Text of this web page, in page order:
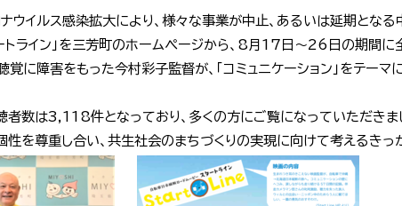
ウイルス感染拡大により、様々な事業が中止、あるいは延期となる
ートライン」を三芳町のホームページから、8月17日～26日の期間
覚に障害をもった今村彩子監督が、「コミュニケーション」をテー
者数は3,118件となっており、多くの方にご覧になっていただきま
性を尊重し合い、共生社会のまちづくりの実現に向けて考えるきっ